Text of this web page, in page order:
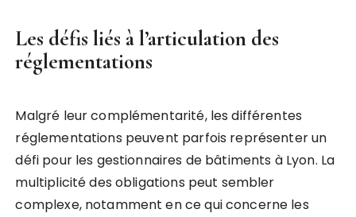
Les défis liés à l’articulation des
réglementations
Malgré leur complémentarité, les différentes
réglementations peuvent parfois représenter un
défi pour les gestionnaires de bâtiments à Lyon. La
multiplicité des obligations peut sembler
complexe, notamment en ce qui concerne les